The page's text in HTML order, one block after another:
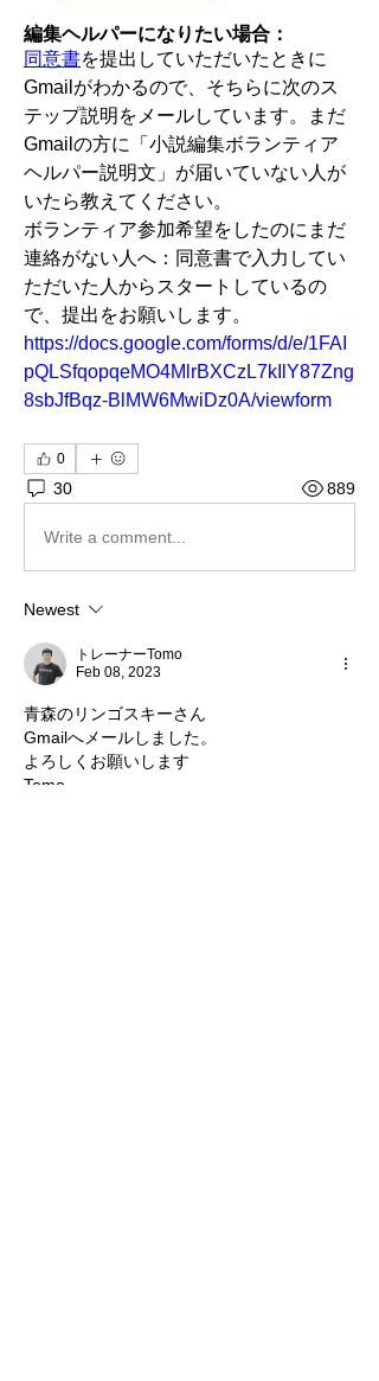
編集ヘルパーになりたい場合：
同意書を提出していただいたときに
Gmailがわかるので、そちらに次のス
テップ説明をメールしています。まだ
Gmailの方に「小説編集ボランティア
ヘルパー説明文」が届いていない人が
いたら教えてください。
ボランティア参加希望をしたのにまだ
連絡がない人へ：同意書で入力してい
ただいた人からスタートしているの
で、提出をお願いします。
https://docs.google.com/forms/d/e/1FAI
pQLSfqopqeMO4MlrBXCzL7kIlY87Zng
8sbJfBqz-BlMW6MwiDz0A/viewform
0
30 889
Write a comment...
Newest
トレーナーTomo
Feb 08, 2023
青森のリンゴスキーさん
Gmailへメールしました。
よろしくお願いします
Tomo